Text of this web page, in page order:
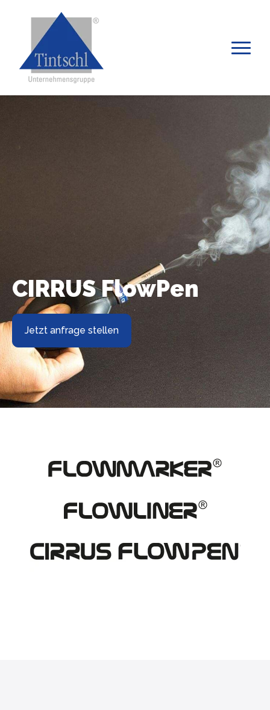
Über uns
CIRRUS FlowPen
Jetzt anfrage stellen